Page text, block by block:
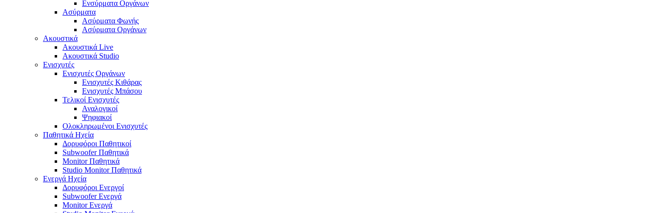
Ενσύρματα Οργάνων
Ασύρματα
Ασύρματα Φωνής
Ασύρματα Οργάνων
Ακουστικά
Ακουστικά Live
Ακουστικά Studio
Ενισχυτές
Ενισχυτές Οργάνων
Ενισχυτές Κιθάρας
Ενισχυτές Μπάσου
Τελικοί Ενισχυτές
Αναλογικοί
Ψηφιακοί
Ολοκληρωμένοι Ενισχυτές
Παθητικά Ηχεία
Δορυφόροι Παθητικοί
Subwoofer Παθητικά
Monitor Παθητικά
Studio Monitor Παθητικά
Ενεργά Ηχεία
Δορυφόροι Ενεργοί
Subwoofer Ενεργά
Monitor Ενεργά